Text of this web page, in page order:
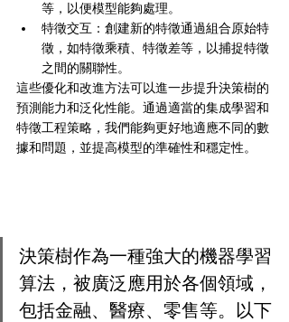
等，以便模型能夠處理。
特徵交互：創建新的特徵通過組合原始特
徵，如特徵乘積、特徵差等，以捕捉特徵
之間的關聯性。
這些優化和改進方法可以進一步提升決策樹的
預測能力和泛化性能。通過適當的集成學習和
特徵工程策略，我們能夠更好地適應不同的數
據和問題，並提高模型的準確性和穩定性。
決策樹作為一種強大的機器學習
算法，被廣泛應用於各個領域，
包括金融、醫療、零售等。以下